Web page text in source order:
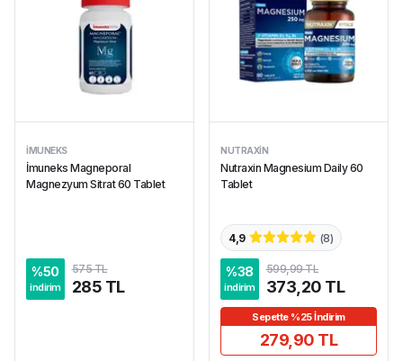
İMUNEKS
İmuneks Magneporal
Magnezyum Sitrat 60 Tablet
%50
indirim
575 TL
285 TL
NUTRAXIN
Nutraxin Magnesium Daily 60
Tablet
4,9 (8)
%38
indirim
599,99 TL
373,20 TL
Sepette %25 İndirim
279,90 TL